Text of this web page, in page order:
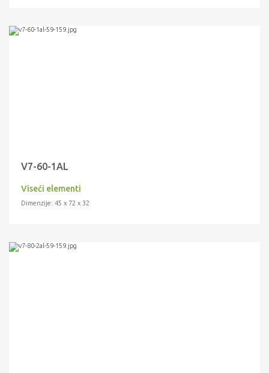
V7-60-1AL
Viseći elementi
Dimenzije: 45 x 72 x 32